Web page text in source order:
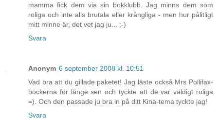
mamma fick dem via sin bokklubb. Jag minns dem som
roliga och inte alls brutala eller krångliga - men hur pålitligt
mitt minne är, det vet jag ju... ;-)
Svara
Anonym 6 september 2008 kl. 10:51
Vad bra att du gillade paketet! Jag läste också Mrs Pollifax-
böckerna för länge sen och tyckte att de var väldigt roliga
=). Och den passade ju bra in på ditt Kina-tema tyckte jag!
Svara